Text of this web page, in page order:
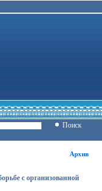
Поиск
Архив
с организованной